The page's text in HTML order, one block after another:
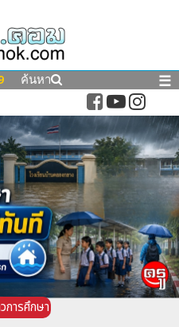
ค้นหา ☰
การศึกษา